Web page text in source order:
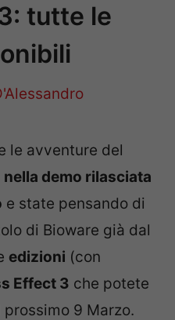
tutte le
le avventure del
nella demo rilasciata
e state pensando di
di Bioware già dal
edizioni (con
Effect 3 che potete
9 Marzo.